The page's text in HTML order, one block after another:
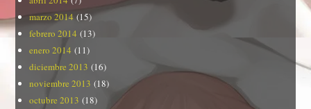
marzo 2014 (15)
febrero 2014 (13)
enero 2014 (11)
diciembre 2013 (16)
noviembre 2013 (18)
octubre 2013 (18)